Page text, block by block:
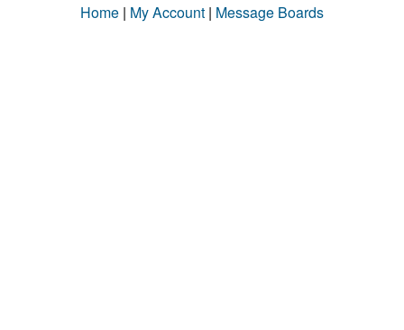
Home | My Account | Message Boards